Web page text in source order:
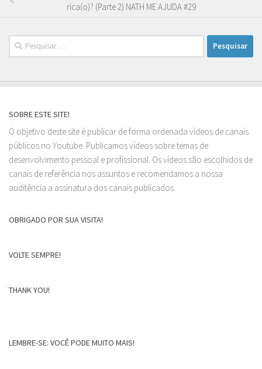
rica(o)? (Parte 2) NATH ME AJUDA #29
Pesquisar
por:
SOBRE ESTE SITE!
O objetivo deste site é publicar de forma ordenada vídeos de canais
públicos no Youtube. Publicamos vídeos sobre temas de
desenvolvimento pessoal e profissional. Os vídeos são escolhidos de
canais de referência nos assuntos e recomendamos a nossa
auditência a assinatura dos canais publicados.
OBRIGADO POR SUA VISITA!
VOLTE SEMPRE!
THANK YOU!
LEMBRE-SE: VOCÊ PODE MUITO MAIS!